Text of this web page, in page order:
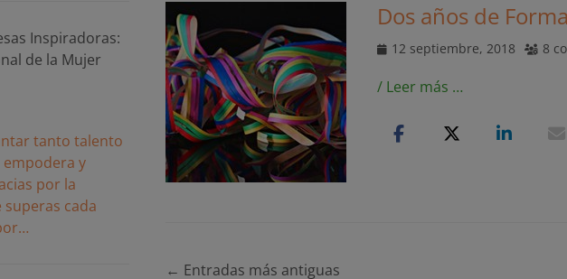
Dos años de
Publicado
12 septiembre, 2018 8
/ Leer más …
Navegación
← Entradas más antiguas
Inspiradoras:
de la Mujer
tanto talento
y
por la
cada